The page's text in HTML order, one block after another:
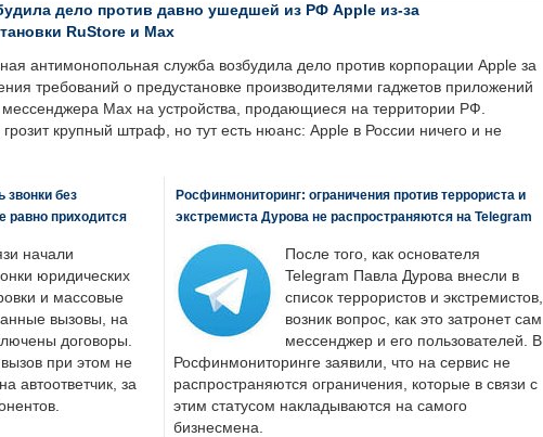
дело против давно ушедшей из РФ Apple из-за
RuStore и Max
антимонопольная служба возбудила дело против корпорации Apple за
требований о предустановке производителями гаджетов приложений
мессенджера Max на устройства, продающиеся на территории РФ.
крупный штраф, но тут есть нюанс: Apple в России ничего и не
звонки без
равно приходится
начали
юридических
и массовые
вызовы, на
договоры.
при этом не
автоответчик, за
Росфинмониторинг: ограничения против террориста и
экстремиста Дурова не распространяются на Telegram
После того, как основателя
Telegram Павла Дурова внесли в
список террористов и экстремистов,
возник вопрос, как это затронет сам
мессенджер и его пользователей. В
Росфинмониторинге заявили, что на сервис не
распространяются ограничения, которые в связи с
этим статусом накладываются на самого
бизнесмена.